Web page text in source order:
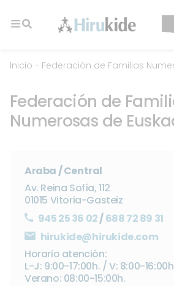
Inicio - Federación de Familias
Federación de
Numerosas de
Araba / Central
Av. Reina Sofía, 112
01015 Vitoria-Gasteiz
945 25 36 02/688 72 89 31
hirukide@hirukide.com
Horario atención:
L-J: 9:00-17:00h. / V: 8:00-
Verano: 08:00-15:00h.